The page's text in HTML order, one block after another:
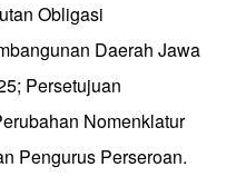
Obligasi
Daerah Jawa
Persetujuan
Nomenklatur
Pengurus Perseroan.